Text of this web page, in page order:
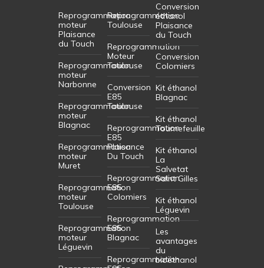
Reprogrammation
moteur
Plaisance
du Touch
Reprogrammation
moteur
Narbonne
Reprogrammation
moteur
Blagnac
Reprogrammation
moteur
Muret
Reprogrammation
moteur
Toulouse
Reprogrammation
moteur
Léguevin
Reprogrammation
Toulouse
Reprogrammation
Moteur
Toulouse
Conversion
E85
Toulouse
Reprogrammation
E85
Plaisance
Du Touch
Reprogrammation
E85
Colomiers
Reprogrammation
E85
Blagnac
Reprogrammation
Conversion
éthanol
Plaisance
du Touch
Conversion
Colomiers
Kit éthanol
Blagnac
Kit éthanol
Tournefeuille
Kit éthanol
La
Salvetat
Saint Gilles
Kit éthanol
Léguevin
Les
avantages
du
bioéthanol